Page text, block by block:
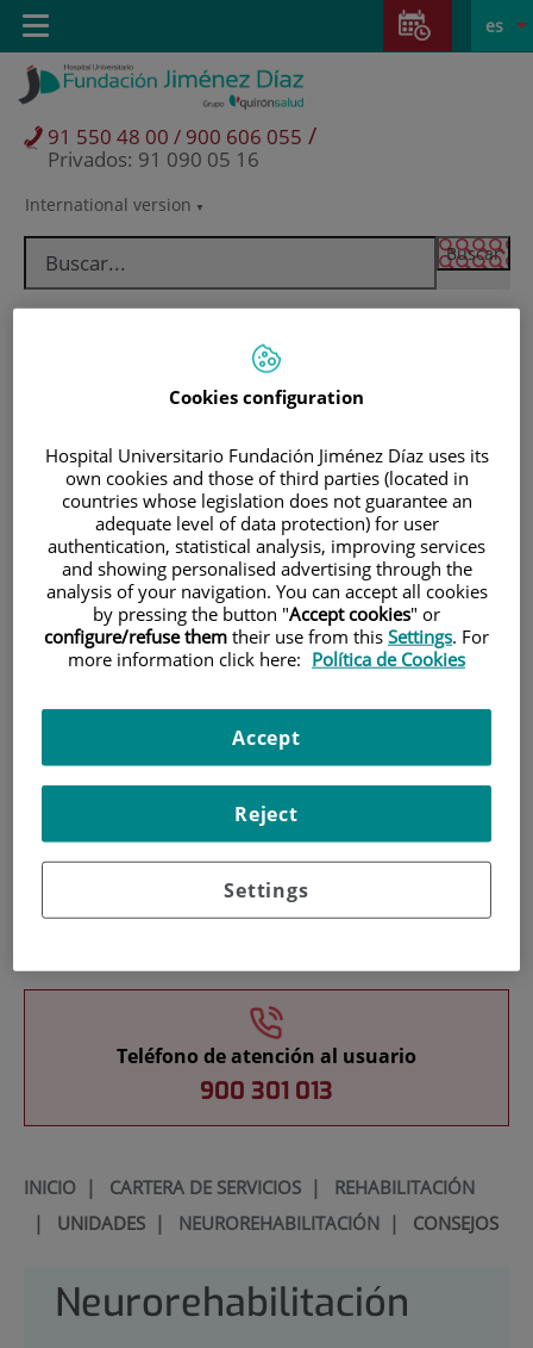
Saltar al contenido
Saltar
contenido
Selector
idioma
activo
es
International version
91 550 48 00 / 900 606 055 /
Privados: 91 090 05 16
Toggle
navigation
Pacientes y visitantes
Teléfono de atención al usuario
900 301 013
INICIO| CARTERA DE SERVICIOS| REHABILITACIÓN
| UNIDADES| NEUROREHABILITACIÓN| CONSEJOS
Neurorehabilitación
Cookies configuration
Hospital Universitario Fundación Jiménez Díaz uses its
own cookies and those of third parties (located in
countries whose legislation does not guarantee an
adequate level of data protection) for user
authentication, statistical analysis, improving services
and showing personalised advertising through the
analysis of your navigation. You can accept all cookies
by pressing the button "Accept cookies" or
configure/refuse them their use from this Settings. For
more information click here: Política de Cookies
Settings
Reject
Accept